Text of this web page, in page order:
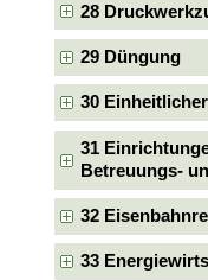
28
29 Düngung
30
31
Betreuungs-
32
33